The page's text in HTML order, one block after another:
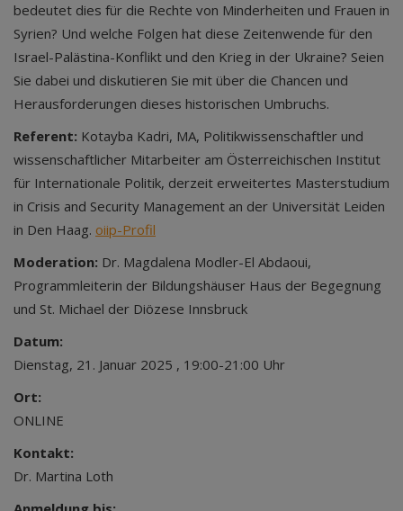
bedeutet dies für die Rechte von Minderheiten und Frauen in
Syrien? Und welche Folgen hat diese Zeitenwende für den
Israel-Palästina-Konflikt und den Krieg in der Ukraine? Seien
Sie dabei und diskutieren Sie mit über die Chancen und
Herausforderungen dieses historischen Umbruchs.
Referent: Kotayba Kadri, MA, Politikwissenschaftler und
wissenschaftlicher Mitarbeiter am Österreichischen Institut
für Internationale Politik, derzeit erweitertes Masterstudium
in Crisis and Security Management an der Universität Leiden
in Den Haag. oiip-Profil
Moderation: Dr. Magdalena Modler-El Abdaoui,
Programmleiterin der Bildungshäuser Haus der Begegnung
und St. Michael der Diözese Innsbruck
Datum:
Dienstag, 21. Januar 2025 , 19:00-21:00 Uhr
Ort:
ONLINE
Kontakt:
Dr. Martina Loth